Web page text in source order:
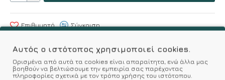
Σύμφωνα με 0 αξιολογήσεις. - Γράψτε μια κριτική
Επιθυμητό Σύγκριση
Αυτός ο ιστότοπος χρησιμοποιεί cookies.
Ορισμένα από αυτά τα cookies είναι απαραίτητα, ενώ άλλα μας
βοηθούν να βελτιώσουμε την εμπειρία σας παρέχοντας
πληροφορίες σχετικά με τον τρόπο χρήσης του ιστότοπου.